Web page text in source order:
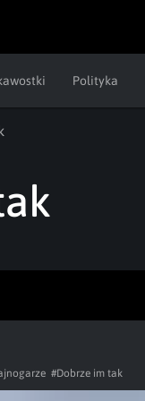
Polityka
#Dobrze im tak